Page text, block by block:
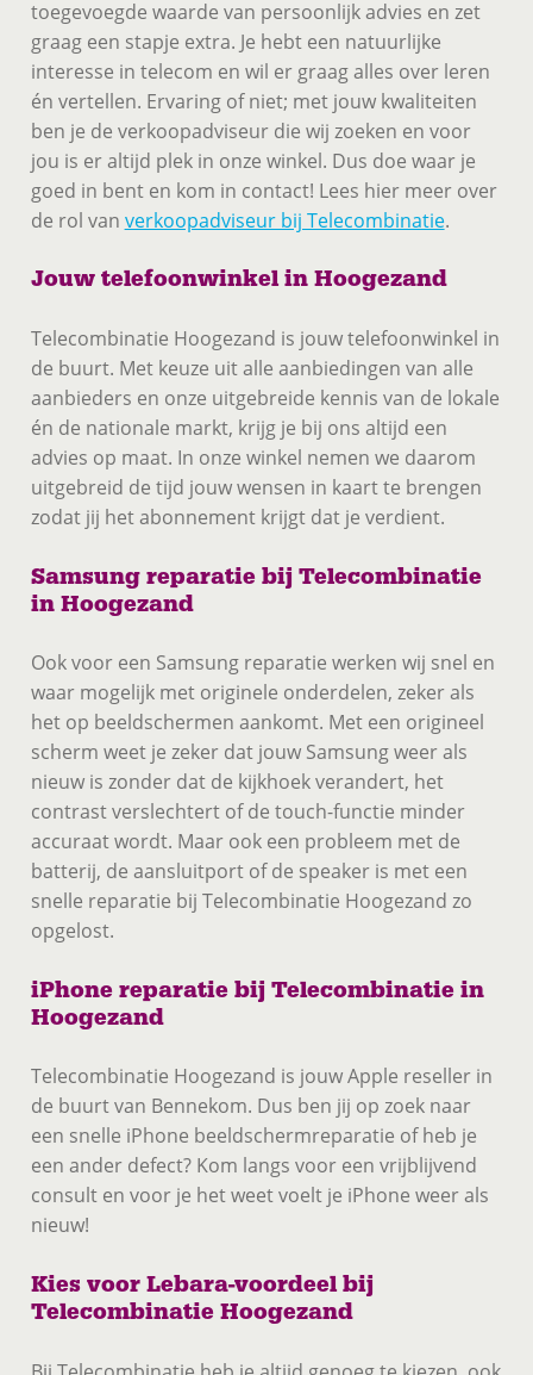
toegevoegde waarde van persoonlijk advies en zet
graag een stapje extra. Je hebt een natuurlijke
interesse in telecom en wil er graag alles over leren
én vertellen. Ervaring of niet; met jouw kwaliteiten
ben je de verkoopadviseur die wij zoeken en voor
jou is er altijd plek in onze winkel. Dus doe waar je
goed in bent en kom in contact! Lees hier meer over
de rol van verkoopadviseur bij Telecombinatie.
Jouw telefoonwinkel in Hoogezand
Telecombinatie Hoogezand is jouw telefoonwinkel in
de buurt. Met keuze uit alle aanbiedingen van alle
aanbieders en onze uitgebreide kennis van de lokale
én de nationale markt, krijg je bij ons altijd een
advies op maat. In onze winkel nemen we daarom
uitgebreid de tijd jouw wensen in kaart te brengen
zodat jij het abonnement krijgt dat je verdient.
Samsung reparatie bij Telecombinatie
in Hoogezand
Ook voor een Samsung reparatie werken wij snel en
waar mogelijk met originele onderdelen, zeker als
het op beeldschermen aankomt. Met een origineel
scherm weet je zeker dat jouw Samsung weer als
nieuw is zonder dat de kijkhoek verandert, het
contrast verslechtert of de touch-functie minder
accuraat wordt. Maar ook een probleem met de
batterij, de aansluitport of de speaker is met een
snelle reparatie bij Telecombinatie Hoogezand zo
opgelost.
iPhone reparatie bij Telecombinatie in
Hoogezand
Telecombinatie Hoogezand is jouw Apple reseller in
de buurt van Bennekom. Dus ben jij op zoek naar
een snelle iPhone beeldschermreparatie of heb je
een ander defect? Kom langs voor een vrijblijvend
consult en voor je het weet voelt je iPhone weer als
nieuw!
Kies voor Lebara-voordeel bij
Telecombinatie Hoogezand